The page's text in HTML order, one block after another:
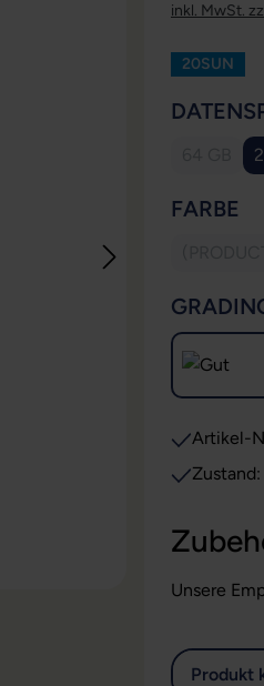
inkl. MwSt.
20SUN
(Diese
FARBE
Artikel-
Unsere
Produkt